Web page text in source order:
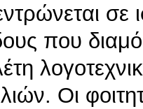
σε
που
Οι